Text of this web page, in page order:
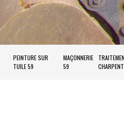
PEINTURE SUR
TUILE 59
MAÇONNERIE
59